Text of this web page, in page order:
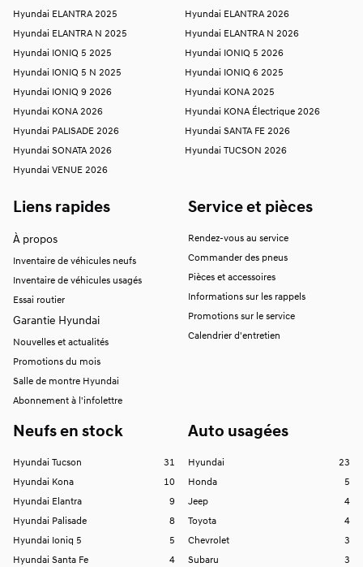
Hyundai ELANTRA 2025
Hyundai ELANTRA 2026
Hyundai ELANTRA N 2025
Hyundai ELANTRA N 2026
Hyundai IONIQ 5 2025
Hyundai IONIQ 5 2026
Hyundai IONIQ 5 N 2025
Hyundai IONIQ 6 2025
Hyundai IONIQ 9 2026
Hyundai KONA 2025
Hyundai KONA 2026
Hyundai KONA Électrique 2026
Hyundai PALISADE 2026
Hyundai SANTA FE 2026
Hyundai SONATA 2026
Hyundai TUCSON 2026
Hyundai VENUE 2026
Liens rapides
À propos
Inventaire de véhicules neufs
Inventaire de véhicules usagés
Essai routier
Garantie Hyundai
Nouvelles et actualités
Promotions du mois
Salle de montre Hyundai
Abonnement à l'infolettre
Service et pièces
Rendez-vous au service
Commander des pneus
Pièces et accessoires
Informations sur les rappels
Promotions sur le service
Calendrier d'entretien
Neufs en stock
Hyundai Tucson
31
Hyundai Kona
10
Hyundai Elantra
9
Hyundai Palisade
8
Hyundai Ioniq 5
5
Hyundai Santa Fe
4
Auto usagées
Hyundai
23
Honda
5
Jeep
4
Toyota
4
Chevrolet
3
Subaru
3